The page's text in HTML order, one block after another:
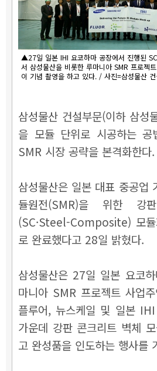
▲27일 일본 IHI 요코하마 공장에서 진행된
서 삼성물산을 비롯한 루마니아 SMR 프로젝
이 기념 촬영을 하고 있다. / 사진=삼성물산
삼성물산 건설부문(이하 삼성
을 모듈 단위로 시공하는 공
SMR 시장 공략을 본격화한다.
삼성물산은 일본 대표 중공업
듈원전(SMR)을 위한 강
(SC·Steel-Composite) 모듈
로 완료했다고 28일 밝혔다.
삼성물산은 27일 일본 요코
마니아 SMR 프로젝트 사업
플루어, 뉴스케일 및 일본
가운데 강판 콘크리트 벽체
고 완성품을 인도하는 행사를